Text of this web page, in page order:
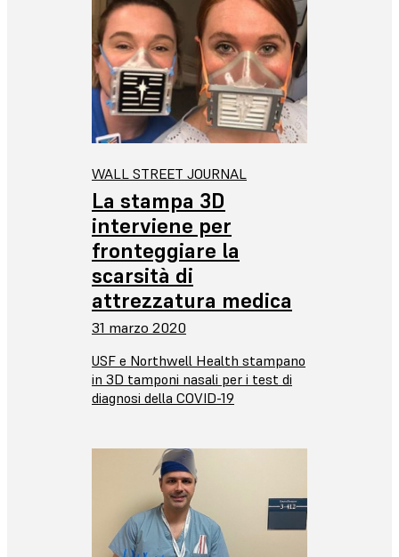
WALL STREET JOURNAL
La stampa 3D
interviene per
fronteggiare la
scarsità di
attrezzatura medica
31 marzo 2020
USF e Northwell Health stampano
in 3D tamponi nasali per i test di
diagnosi della COVID-19